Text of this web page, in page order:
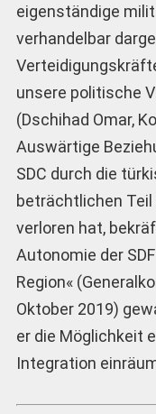
eigenständige
verhandelbar
unsere politische
(Dschihad Omar,
Auswärtige
SDC durch die
beträchtlichen
verloren hat,
Autonomie der
Region«
Oktober 2019)
er die Möglichkeit
Integration